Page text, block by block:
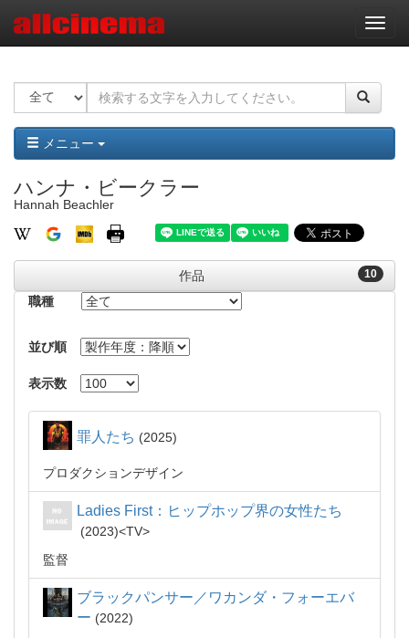
ナ
ビ
ー
ョ
ン
メニュー
ハンナ・ビークラー
Hannah Beachler
10
作品
職種
並び順
表示数
罪人たち 2025
プロダクションデザイン
Ladies First：ヒップホップ界の女性たち
2023
TV
監督
ブラックパンサー／ワカンダ・フォーエバ
ー
2022